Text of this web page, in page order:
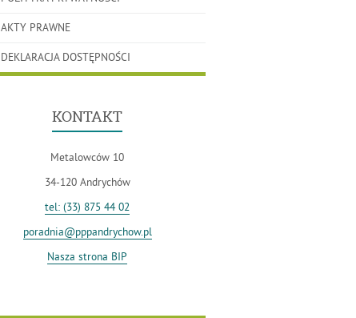
AKTY PRAWNE
DEKLARACJA DOSTĘPNOŚCI
KONTAKT
Metalowców 10
34-120 Andrychów
tel: (33) 875 44 02
poradnia@pppandrychow.pl
Nasza strona BIP